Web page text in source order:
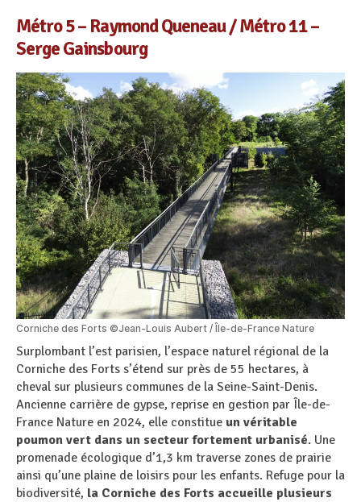
Métro 5 – Raymond Queneau / Métro 11 –
Serge Gainsbourg
Corniche des Forts ©Jean-Louis Aubert / Île-de-France Nature
Surplombant l’est parisien, l’espace naturel régional de la
Corniche des Forts s’étend sur près de 55 hectares, à
cheval sur plusieurs communes de la Seine-Saint-Denis.
Ancienne carrière de gypse, reprise en gestion par Île-de-
France Nature en 2024, elle constitue un véritable
poumon vert dans un secteur fortement urbanisé. Une
promenade écologique d’1,3 km traverse zones de prairie
ainsi qu’une plaine de loisirs pour les enfants. Refuge pour la
biodiversité, la Corniche des Forts accueille plusieurs